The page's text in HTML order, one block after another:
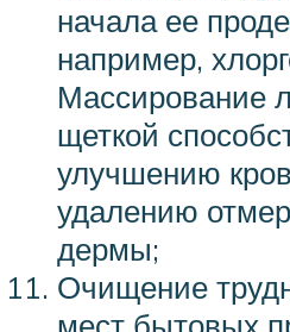
начала ее
например,
Массирование
щеткой
улучшению
удалению
дермы;
Очищение